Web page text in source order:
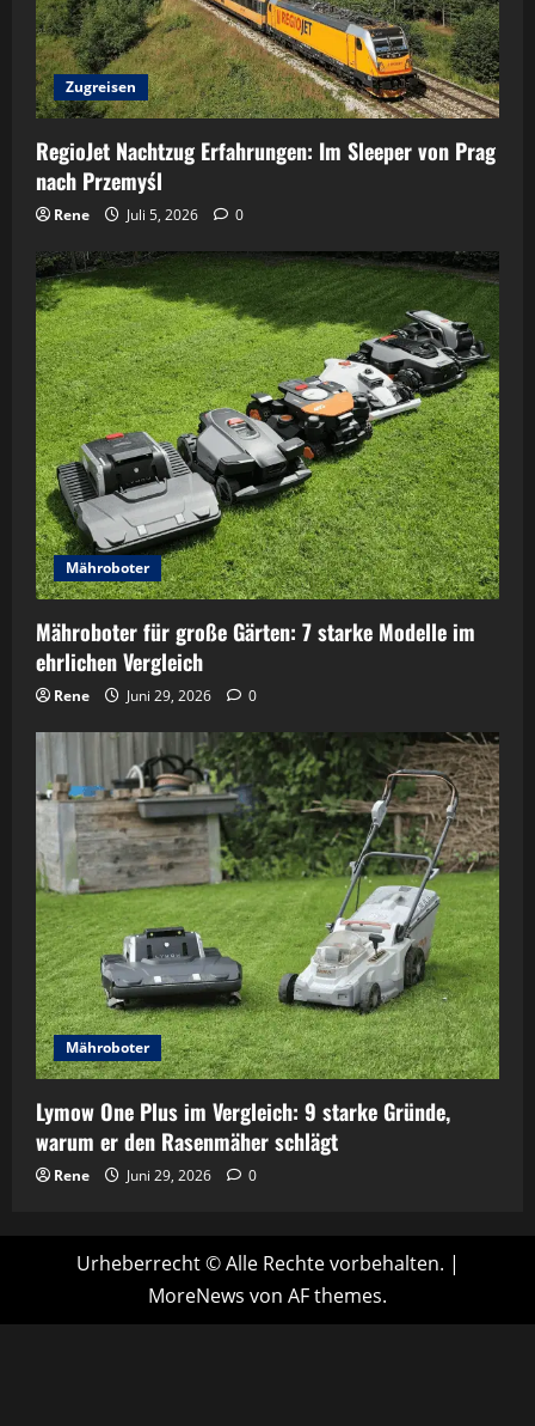
Zugreisen
RegioJet Nachtzug Erfahrungen: Im Sleeper von Prag
nach Przemyśl
Rene Juli 5, 2026 0
Mähroboter
Mähroboter für große Gärten: 7 starke Modelle im
ehrlichen Vergleich
Rene Juni 29, 2026 0
Mähroboter
Lymow One Plus im Vergleich: 9 starke Gründe,
warum er den Rasenmäher schlägt
Rene Juni 29, 2026 0
Urheberrecht © Alle Rechte vorbehalten. |
MoreNews von AF themes.